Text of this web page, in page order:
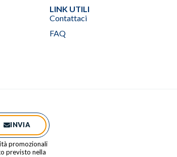
LINK UTILI
Contattaci
FAQ
promozionali
previsto nella
INVIA